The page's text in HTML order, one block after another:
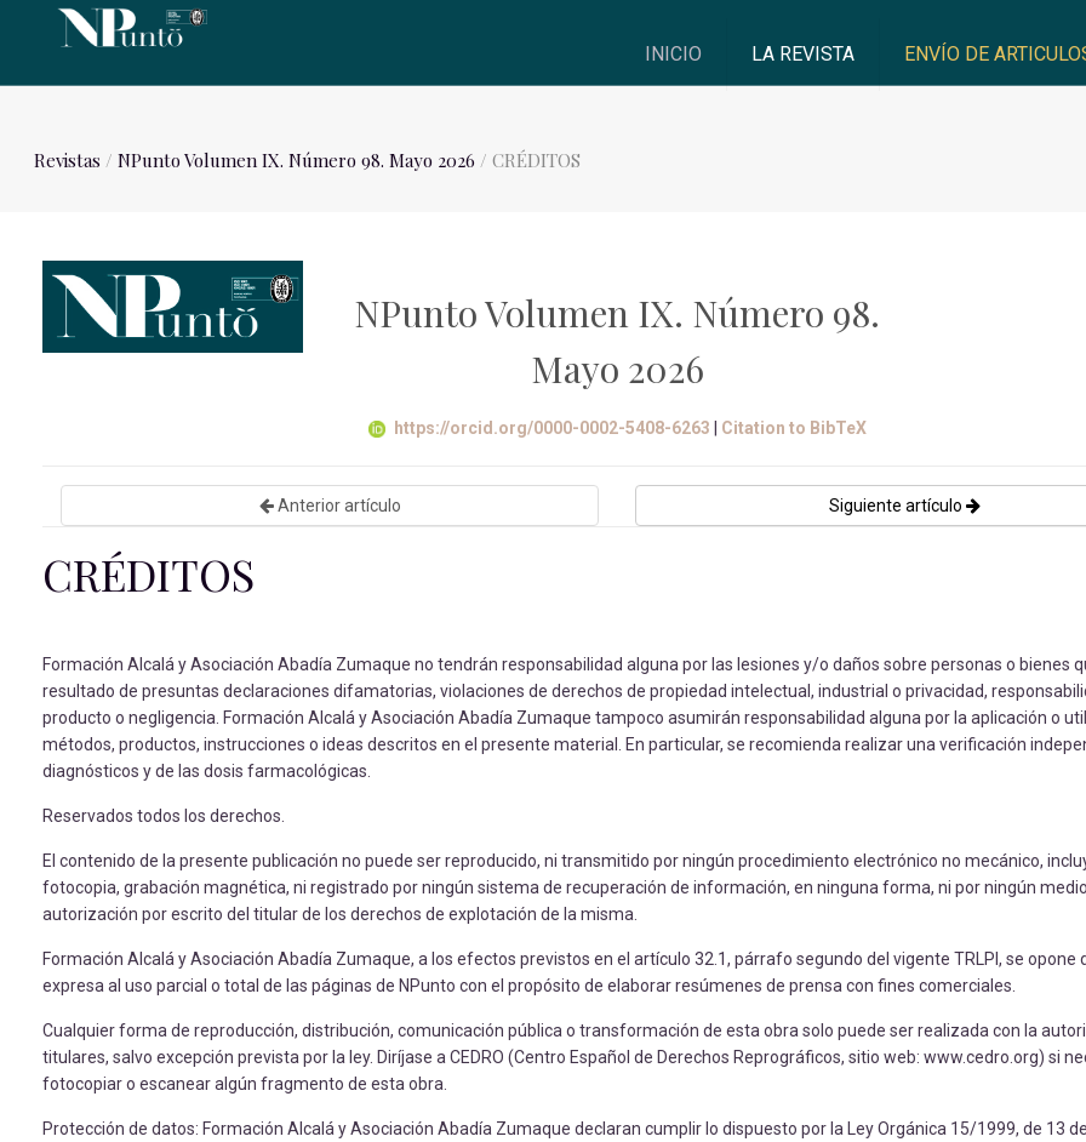
INICIO LA REVISTA ENVÍO DE
Revistas /NPunto Volumen IX. Número 98. Mayo 2026 / CRÉDITOS
NPunto Volumen IX. Número 98.
Mayo 2026
https://orcid.org/0000-0002-5408-6263 Citation to BibTeX
Anterior artículo Siguiente artículo
CRÉDITOS
Formación Alcalá y Asociación Abadía Zumaque no tendrán responsabilidad alguna por las lesiones y/o daños sobre personas o bienes
resultado de presuntas declaraciones difamatorias, violaciones de derechos de propiedad intelectual, industrial o privacidad,
producto o negligencia. Formación Alcalá y Asociación Abadía Zumaque tampoco asumirán responsabilidad alguna por la aplicación o
métodos, productos, instrucciones o ideas descritos en el presente material. En particular, se recomienda realizar una verificación
diagnósticos y de las dosis farmacológicas.
Reservados todos los derechos.
El contenido de la presente publicación no puede ser reproducido, ni transmitido por ningún procedimiento electrónico no mecánico,
fotocopia, grabación magnética, ni registrado por ningún sistema de recuperación de información, en ninguna forma, ni por ningún
autorización por escrito del titular de los derechos de explotación de la misma.
Formación Alcalá y Asociación Abadía Zumaque, a los efectos previstos en el artículo 32.1, párrafo segundo del vigente TRLPI, se opone
expresa al uso parcial o total de las páginas de NPunto con el propósito de elaborar resúmenes de prensa con fines comerciales.
Cualquier forma de reproducción, distribución, comunicación pública o transformación de esta obra solo puede ser realizada con la
titulares, salvo excepción prevista por la ley. Diríjase a CEDRO (Centro Español de Derechos Reprográficos, sitio web: www.cedro.org) si
fotocopiar o escanear algún fragmento de esta obra.
Protección de datos: Formación Alcalá y Asociación Abadía Zumaque declaran cumplir lo dispuesto por la Ley Orgánica 15/1999, de 13